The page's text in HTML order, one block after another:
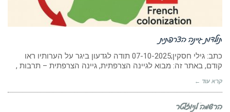
תולדות גיינה הצרפתית
כתב: גילי חסקין;07-10-2025 תודה לגדעון ביגר על הערותיו ראו
קודם, באתר זה: מבוא לגיינה הצרפתית, גיינה הצרפתית – תרבות ,
קרא עוד ←
הרשמה לניוזלטר